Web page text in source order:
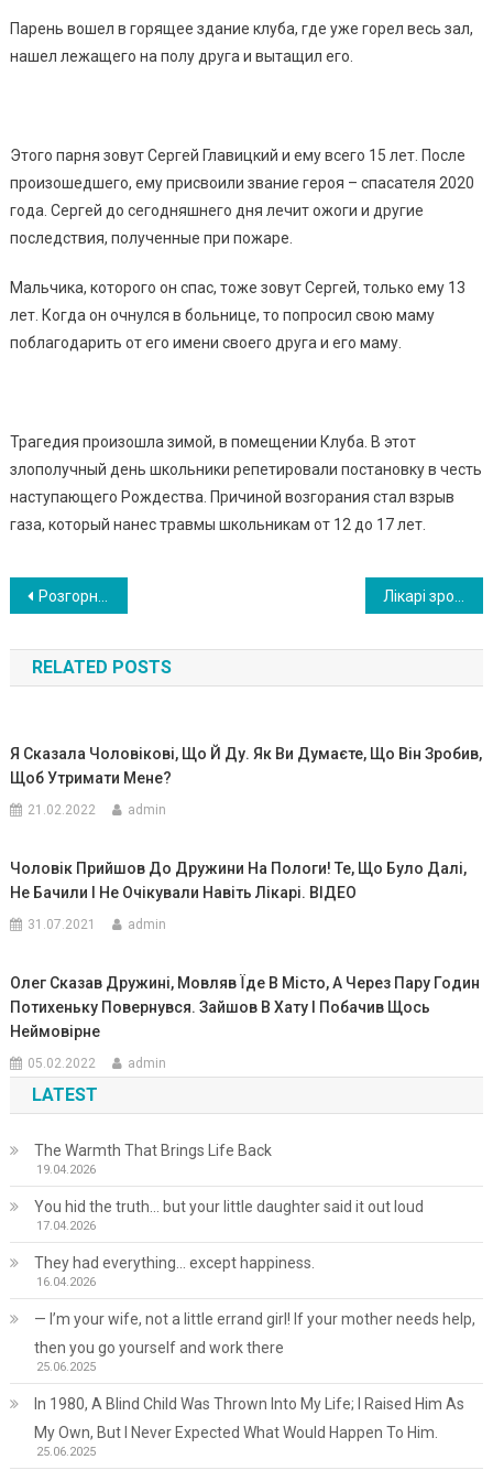
Парень вошел в горящее здание клуба, где уже горел весь зал,
нашел лежащего на полу друга и вытащил его.
Этого парня зовут Сергей Главицкий и ему всего 15 лет. После
произошедшего, ему присвоили звание героя – спасателя 2020
года. Сергей до сегодняшнего дня лечит ожоги и другие
последствия, полученные при пожаре.
Мальчика, которого он спас, тоже зовут Сергей, только ему 13
лет. Когда он очнулся в больнице, то попросил свою маму
поблагодарить от его имени своего друга и его маму.
Трагедия произошла зимой, в помещении Клуба. В этот
злополучный день школьники репетировали постановку в честь
наступающего Рождества. Причиной возгорания стал взрыв
газа, который нанес травмы школьникам от 12 до 17 лет.
Навигация
по
записям
Розгорнувши пелюшку з під кидь ком, акушерка в пологовому будинку була в по диві. ВIДЕО
RELATED POSTS
Я Сказала Чоловікові, Що Й Ду. Як Ви Думаєте, Що Він Зробив,
Щоб Утримати Мене?
21.02.2022 admin
Чоловік Прийшов До Дружини На Пологи! Те, Що Було Далі,
Не Бачили І Не Очікували Навіть Лікарі. ВIДЕО
31.07.2021 admin
Олег Сказав Дружині, Мовляв Їде В Місто, А Через Пару Годин
Потихеньку Повернувся. Зайшов В Хату І Побачив Щось
Неймовірне
05.02.2022 admin
LATEST
The Warmth That Brings Life Back
19.04.2026
You hid the truth… but your little daughter said it out loud
17.04.2026
They had everything… except happiness.
16.04.2026
— I’m your wife, not a little errand girl! If your mother needs help,
then you go yourself and work there
25.06.2025
In 1980, A Blind Child Was Thrown Into My Life; I Raised Him As
My Own, But I Never Expected What Would Happen To Him.
25.06.2025